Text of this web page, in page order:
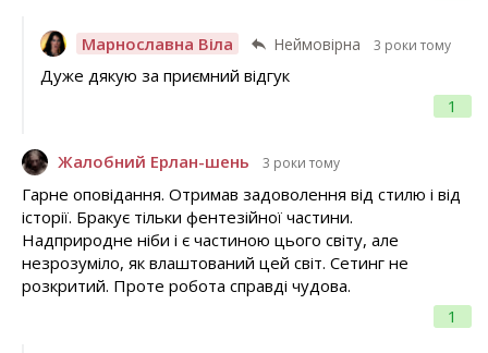
Марнославна Віла Неймовірна 3 роки тому
1
Дуже дякую за приємний відгук
Жалобний Ерлан-шень 3 роки тому
1
Гарне оповідання. Отримав задоволення від стилю і від
історії. Бракує тільки фентезійної частини.
Надприродне ніби і є частиною цього світу, але
незрозуміло, як влаштований цей світ. Сетинг не
розкритий. Проте робота справді чудова.